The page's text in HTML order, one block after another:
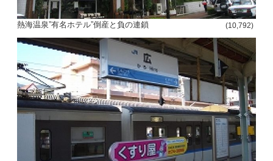
熱海温泉”有名ホテル”倒産と負の連鎖 (10,792)